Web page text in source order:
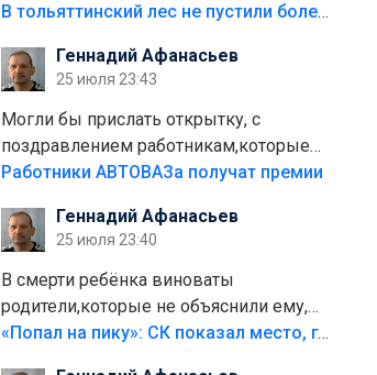
пожар.Тех кто разводит костры,тех
полно стоит,почему водители всё
равно едут в лес? Штрафы мизерные.
В тольяттинский лес не пустили более тысячи автомобилей
Геннадий Афанасьев
25 июля 23:43
Могли бы прислать открытку, с
поздравлением работникам,которые
больше сорока лет отработали на
Работники АВТОВАЗа получат премии
Геннадий Афанасьев
25 июля 23:40
В смерти ребёнка виноваты
родители,которые не объяснили ему,
что такое хорошо и что такое плохо!
«Попал на пику»: СК показал место, где был смертельно травмирован ребенок в Тольятти